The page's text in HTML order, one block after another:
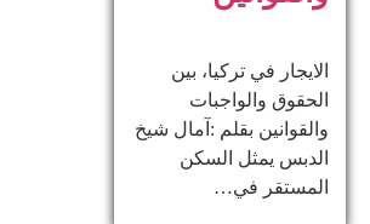
الايجار في تركيا، بين
الحقوق والواجبات
والقوانين بقلم :آمال شيخ
الدبس يمثل السكن
المستقر في…